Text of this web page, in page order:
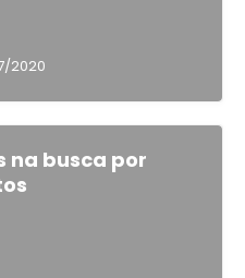
2020
na busca por